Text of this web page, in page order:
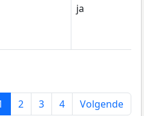
ja
2 3 4 Volgende